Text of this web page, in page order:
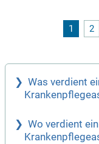
sache. Dies
ür die Betroffenen.
1 2
Was verdient
Wo verdient